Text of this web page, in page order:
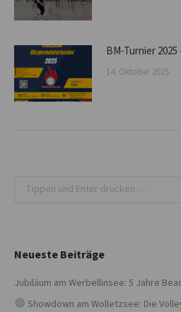
BM-Turnier 2025
14. Oktober 2025
Search:
Neueste Beiträge
Jubiläum am Werbellinsee: 5 Jahre
Showdown am Wolletzsee: Die